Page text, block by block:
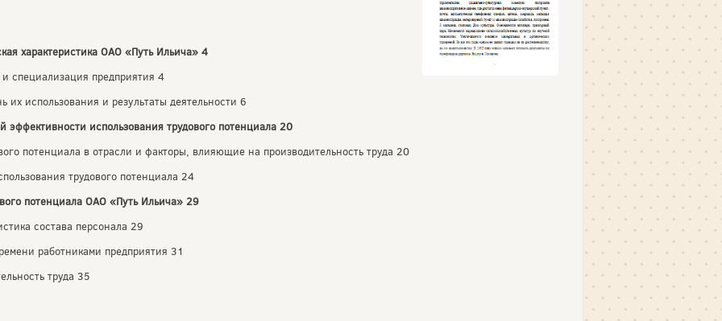
характеристика ОАО «Путь Ильича» 4
специализация предприятия 4
использования и результаты деятельности 6
эффективности использования трудового потенциала 20
потенциала в отрасли и факторы, влияющие на производительность труда 20
трудового потенциала 24
потенциала ОАО «Путь Ильича» 29
состава персонала 29
работниками предприятия 31
труда 35